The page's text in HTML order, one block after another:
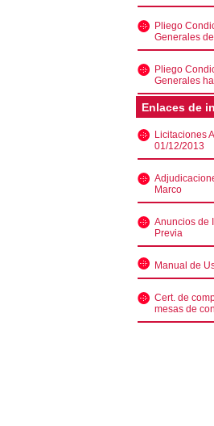
Pliego
Generales
Pliego
Generales
Enlaces de
Licitaciones
01/12/2013
Marco
Anuncios de
Previa
Manual de
Cert. de
mesas de